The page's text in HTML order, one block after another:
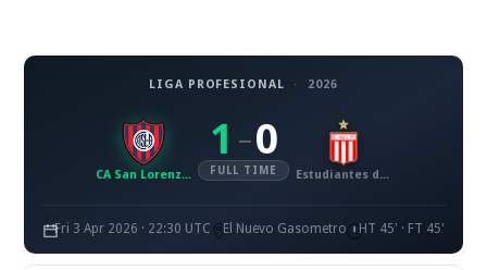
LIGA PROFESIONAL · 2026
CA San Lorenzo de Almagro
1 – 0
FULL TIME Estudiantes de La Plata
Fri 3 Apr 2026 · 22:30 UTC El Nuevo Gasometro HT 45' · FT 45'